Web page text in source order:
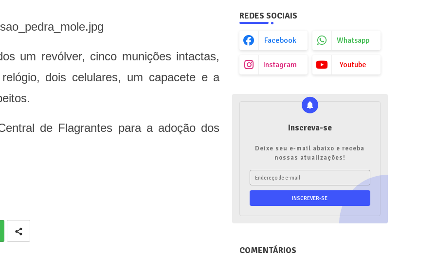
um revólver, cinco munições intactas,
dois celulares, um capacete e a
de Flagrantes para a adoção dos
REDES SOCIAIS
Facebook Whatsapp
Instagram Youtube
Inscreva-se
Deixe seu e-mail abaixo e receba
nossas atualizações!
COMENTÁRIOS